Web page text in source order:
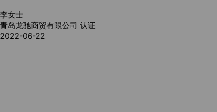
李女士
青岛龙驰商贸有限公司 认证
2022-06-22